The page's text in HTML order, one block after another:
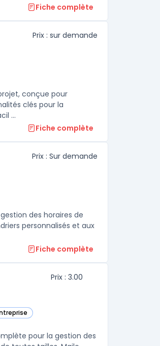
Fiche complète
Prix : sur demande
conçue pour
clés pour la
...
Fiche complète
Prix : Sur demande
des horaires de
personnalisés et aux
Fiche complète
Prix : 3.00
pour la gestion des